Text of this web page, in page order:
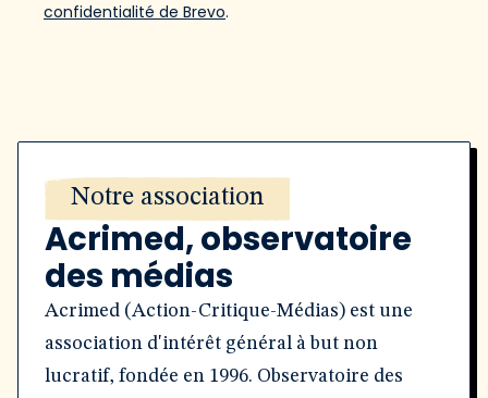
confidentialité de Brevo.
Notre association
Acrimed, observatoire
des médias
Acrimed (Action-Critique-Médias) est une
association d'intérêt général à but non
lucratif, fondée en 1996. Observatoire des